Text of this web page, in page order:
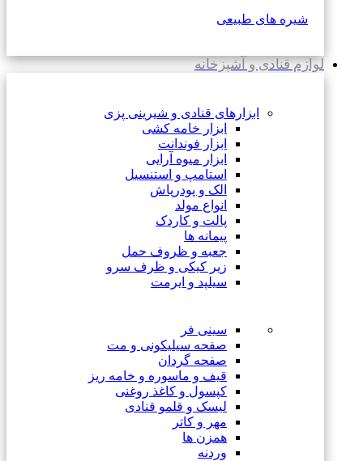
شیره های طبیعی
لوازم قنادی و آشپزخانه
ابزارهای قنادی و شیرینی پزی
ابزار خامه کشی
ابزار فوندانت
ابزار میوه آرایی
استامپ و استنسیل
الک و پودرپاش
انواع مولد
پالت و کاردک
پیمانه ها
جعبه و ظروف حمل
زیر کیکی و ظرف سرو
سیلپد و ایرمت
سینی فر
صفحه سیلیکونی و مت
صفحه گردان
قیف و ماسوره و خامه ریز
کپسول و کاغذ روغنی
لیسک و قلمو قنادی
مهر و کاتر
همزن ها
وردنه